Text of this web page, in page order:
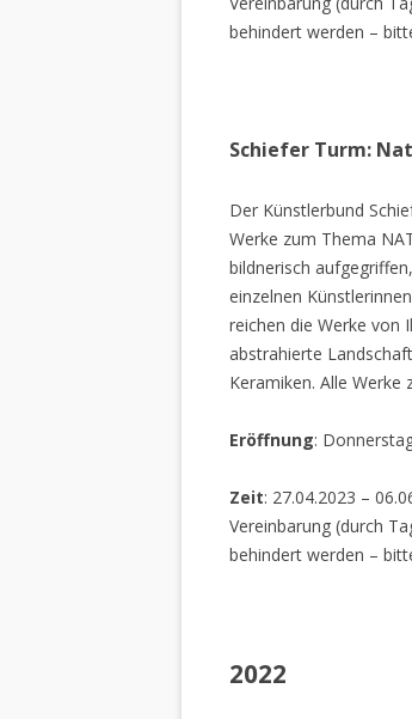
behindert werden –
Schiefer Turm:
Der Künstlerbund
Werke zum Thema
bildnerisch
einzelnen
reichen die Werke von
abstrahierte
Keramiken. Alle Werke
Eröffnung:
Zeit: 27.04.2023 –
Vereinbarung (durch
behindert werden –
2022